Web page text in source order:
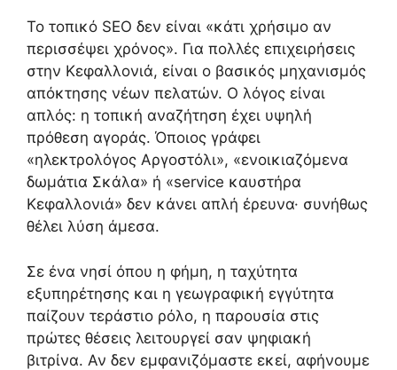
Το τοπικό SEO δεν είναι «κάτι χρήσιμο αν
περισσέψει χρόνος». Για πολλές επιχειρήσεις
στην Κεφαλλονιά, είναι ο βασικός μηχανισμός
απόκτησης νέων πελατών. Ο λόγος είναι
απλός: η τοπική αναζήτηση έχει υψηλή
πρόθεση αγοράς. Όποιος γράφει
«ηλεκτρολόγος Αργοστόλι», «ενοικιαζόμενα
δωμάτια Σκάλα» ή «service καυστήρα
Κεφαλλονιά» δεν κάνει απλή έρευνα· συνήθως
θέλει λύση άμεσα.
Σε ένα νησί όπου η φήμη, η ταχύτητα
εξυπηρέτησης και η γεωγραφική εγγύτητα
παίζουν τεράστιο ρόλο, η παρουσία στις
πρώτες θέσεις λειτουργεί σαν ψηφιακή
βιτρίνα. Αν δεν εμφανιζόμαστε εκεί, αφήνουμε